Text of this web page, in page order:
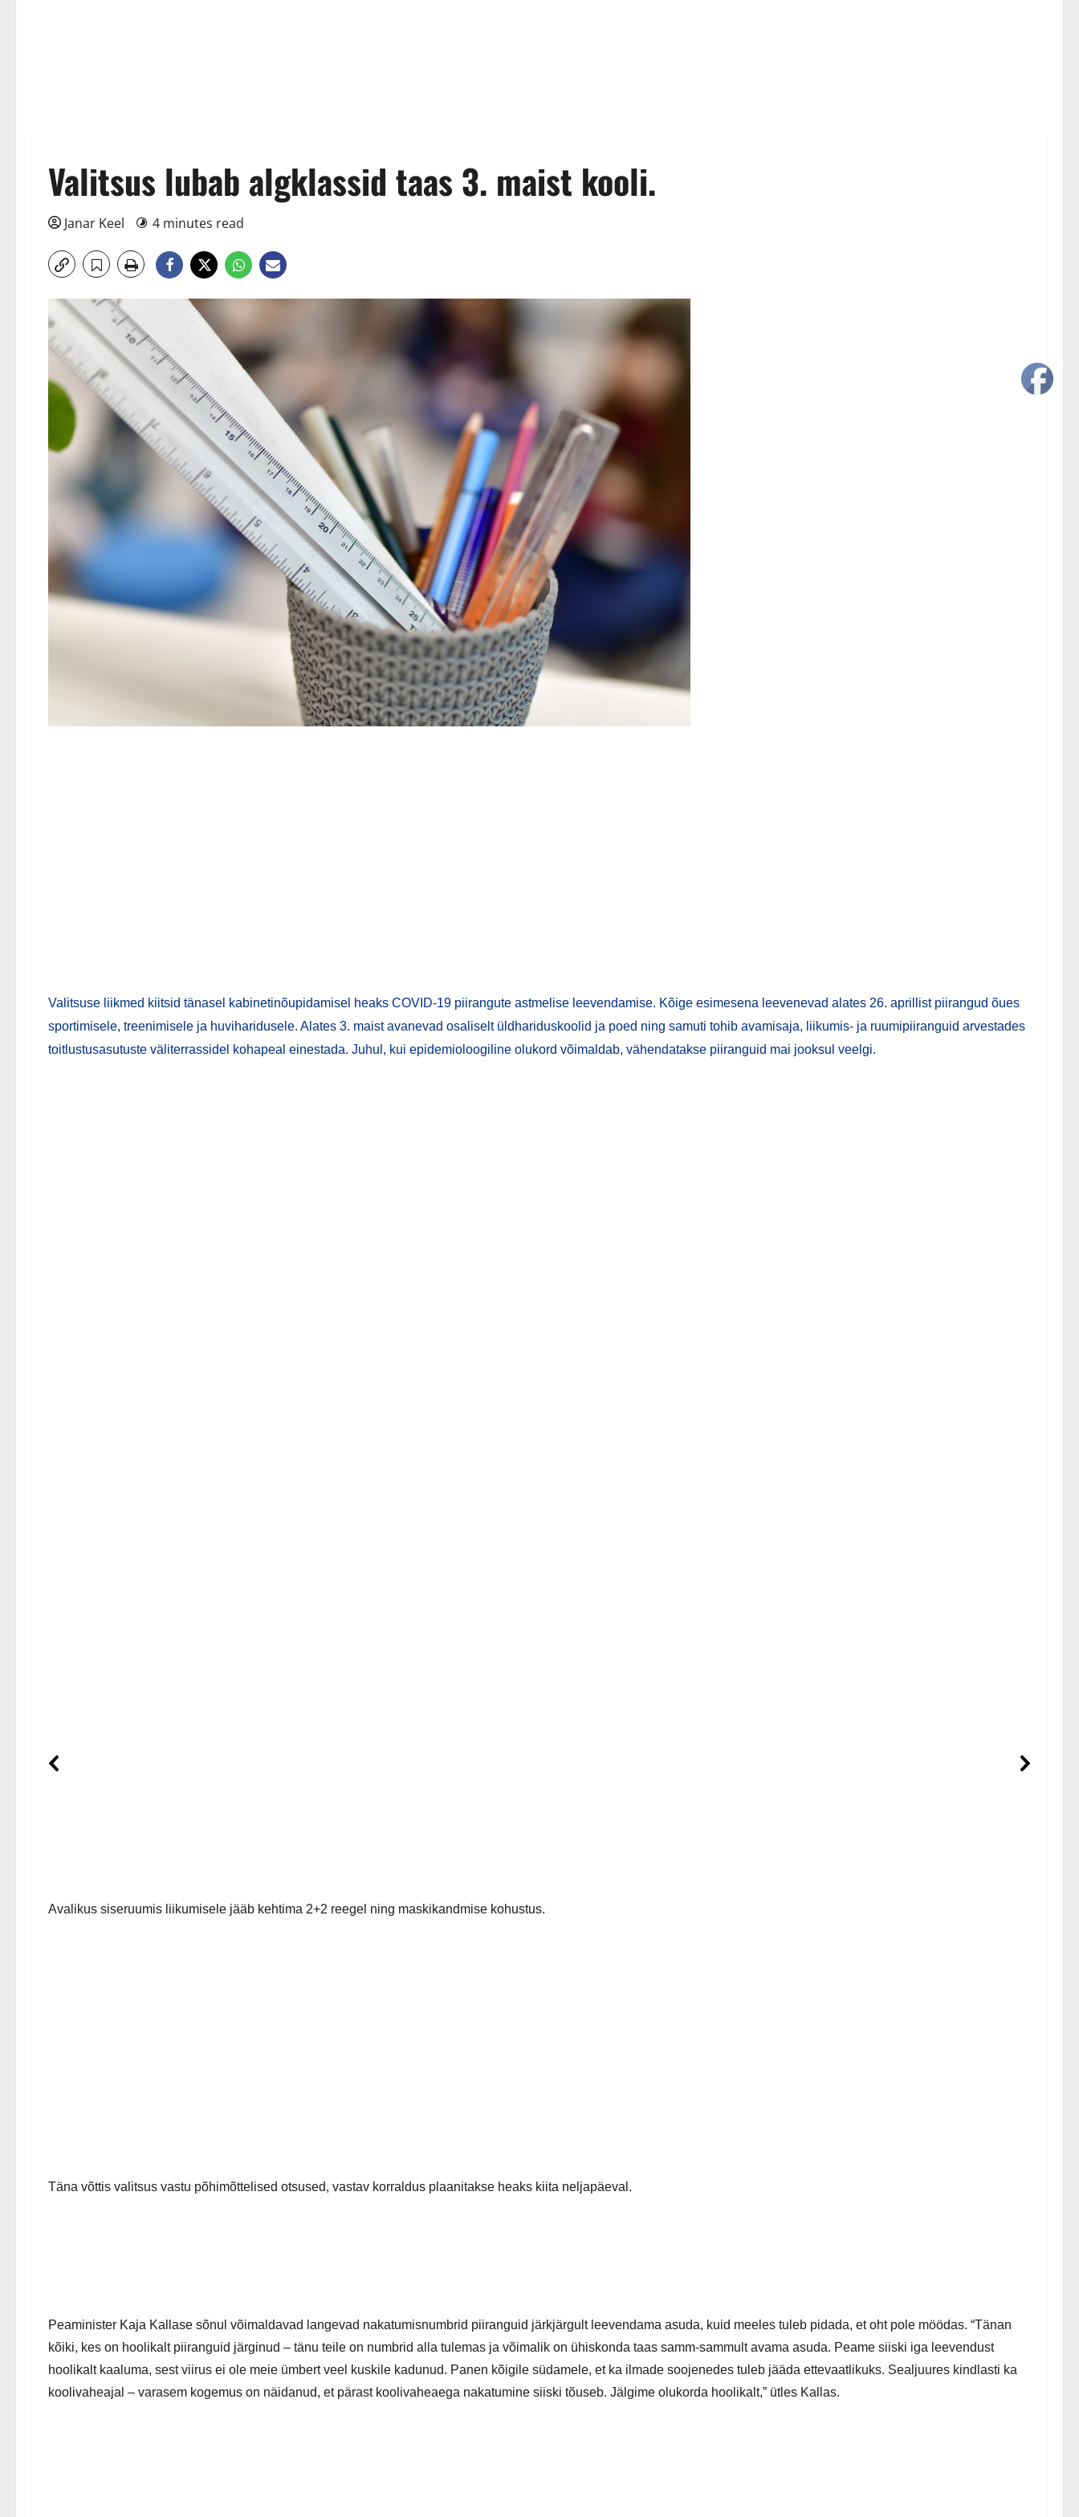
Valitsus lubab algklassid taas 3. maist kooli.
Janar Keel 4 minutes read
Valitsuse liikmed kiitsid tänasel kabinetinõupidamisel heaks COVID-19 piirangute astmelise leevendamise. Kõige esimesena leevenevad alates 26. aprillist piirangud õues
sportimisele, treenimisele ja huviharidusele. Alates 3. maist avanevad osaliselt üldhariduskoolid ja poed ning samuti tohib avamisaja, liikumis- ja ruumipiiranguid arvestades
toitlustusasutuste väliterrassidel kohapeal einestada. Juhul, kui epidemioloogiline olukord võimaldab, vähendatakse piiranguid mai jooksul veelgi.
Avalikus siseruumis liikumisele jääb kehtima 2+2 reegel ning maskikandmise kohustus.
Täna võttis valitsus vastu põhimõttelised otsused, vastav korraldus plaanitakse heaks kiita neljapäeval.
Peaminister Kaja Kallase sõnul võimaldavad langevad nakatumisnumbrid piiranguid järkjärgult leevendama asuda, kuid meeles tuleb pidada, et oht pole möödas. “Tänan
kõiki, kes on hoolikalt piiranguid järginud – tänu teile on numbrid alla tulemas ja võimalik on ühiskonda taas samm-sammult avama asuda. Peame siiski iga leevendust
hoolikalt kaaluma, sest viirus ei ole meie ümbert veel kuskile kadunud. Panen kõigile südamele, et ka ilmade soojenedes tuleb jääda ettevaatlikuks. Sealjuures kindlasti ka
koolivaheajal – varasem kogemus on näidanud, et pärast koolivaheaega nakatumine siiski tõuseb. Jälgime olukorda hoolikalt,” ütles Kallas.